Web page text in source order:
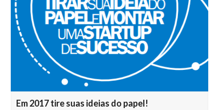
Em 2017 tire suas ideias do papel!